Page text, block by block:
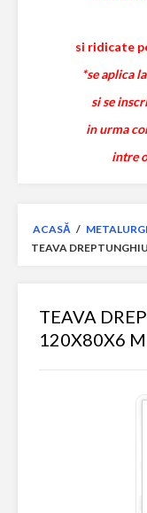
si ridicate
*se aplica
si se
in urma
intre
ACASĂ /
TEAVA
TEAVA
120X80X6